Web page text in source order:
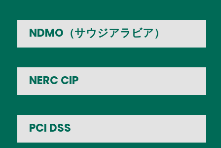
NDMO（サウジアラビア）
NERC CIP
PCI DSS